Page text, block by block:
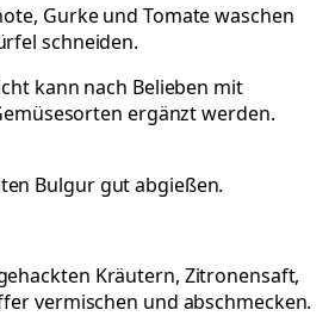
Gurke und Tomate waschen
schneiden.
kann nach Belieben mit
ergänzt werden.
Bulgur gut abgießen.
Kräutern, Zitronensaft,
vermischen und abschmecken.